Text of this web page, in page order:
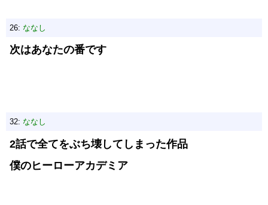
26: ななし
次はあなたの番です
32: ななし
2話で全てをぶち壊してしまった作品
僕のヒーローアカデミア